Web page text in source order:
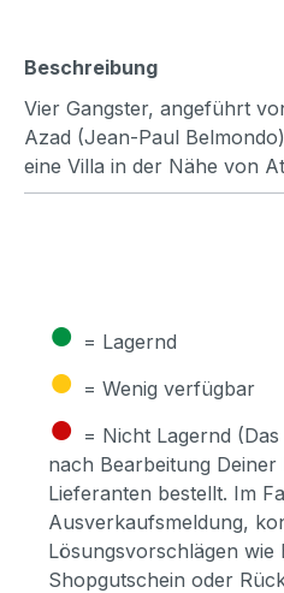
Beschreibung
Vier Gangster, angeführt
Azad (Jean-Paul
eine Villa in der Nähe von
● = Lagernd
● = Wenig verfügbar
● = Nicht Lagernd
nach Bearbeitung Deiner
Lieferanten bestellt. Im
Ausverkaufsmeldung,
Lösungsvorschlägen wie
Shopgutschein oder